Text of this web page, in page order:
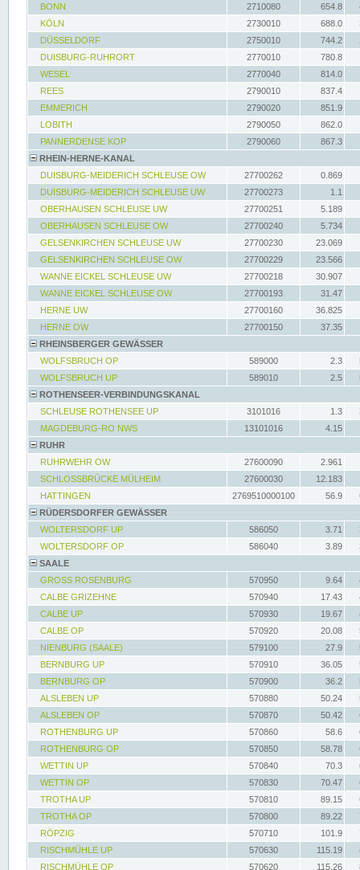
BONN
2710080 654.8
KÖLN
2730010 688.0
DÜSSELDORF
2750010 744.2
DUISBURG-RUHRORT
2770010 780.8
WESEL
2770040
814.0
REES
2790010
837.4
EMMERICH
2790020
851.9
LOBITH
2790050
862.0
PANNERDENSE KOP
2790060
867.3
RHEIN-HERNE-KANAL
DUISBURG-MEIDERICH SCHLEUSE OW
27700262
0.869
DUISBURG-MEIDERICH SCHLEUSE UW
27700273
1.1
OBERHAUSEN SCHLEUSE UW
27700251
5.189
OBERHAUSEN SCHLEUSE OW
27700240
5.734
GELSENKIRCHEN SCHLEUSE UW
27700230
23.069
GELSENKIRCHEN SCHLEUSE OW
27700229
23.566
WANNE EICKEL SCHLEUSE UW
27700218
30.907
WANNE EICKEL SCHLEUSE OW
27700193
31.47
HERNE UW
27700160
36.825
HERNE OW
27700150
37.35
RHEINSBERGER GEWÄSSER
WOLFSBRUCH OP
589000 2.3
WOLFSBRUCH UP
589010 2.5
ROTHENSEER-VERBINDUNGSKANAL
SCHLEUSE ROTHENSEE UP
3101016 1.3
MAGDEBURG-RO NWS
13101016
4.15
RUHR
RUHRWEHR OW
27600090
2.961
SCHLOSSBRÜCKE MÜLHEIM
27600030
12.183
HATTINGEN
2769510000100 56.9
RÜDERSDORFER GEWÄSSER
WOLTERSDORF UP
586050 3.71
WOLTERSDORF OP
586040 3.89
SAALE
GROSS ROSENBURG
570950 9.64
CALBE GRIZEHNE
570940 17.43
CALBE UP
570930 19.67
CALBE OP
570920 20.08
NIENBURG (SAALE)
579100 27.9
BERNBURG UP
570910 36.05
BERNBURG OP
570900 36.2
ALSLEBEN UP
570880 50.24
ALSLEBEN OP
570870 50.42
ROTHENBURG UP
570860 58.6
ROTHENBURG OP
570850 58.78
WETTIN UP
570840 70.3
WETTIN OP
570830 70.47
TROTHA UP
570810 89.15
TROTHA OP
570800 89.22
RÖPZIG
570710 101.9
RISCHMÜHLE UP
570630 115.19
RISCHMÜHLE OP
570620 115.26